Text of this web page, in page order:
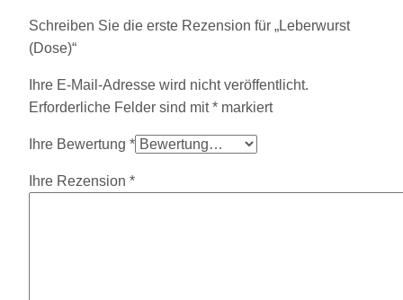
Schreiben Sie die erste Rezension für „Leberwurst
(Dose)“
Ihre E-Mail-Adresse wird nicht veröffentlicht.
Erforderliche Felder sind mit* markiert
Ihre Bewertung *
Ihre Rezension *